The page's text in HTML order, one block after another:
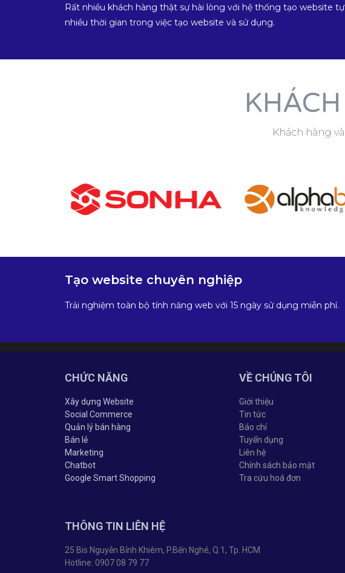
Rất nhiều khách hàng thật sự hài lòng với hệ thống tạo website
nhiều thời gian trong việc tạo website và sử dụng.
Khách hàng
Tạo website chuyên nghiệp
Trải nghiệm toàn bộ tính năng web với 15 ngày sử dụng miễn phí.
CHỨC NĂNG
Xây dựng Website
Social Commerce
Quản lý bán hàng
Bán lẻ
Marketing
Chatbot
Google Smart Shopping
VỀ CHÚNG TÔI
Giới thiệu
Tin tức
Báo chí
Tuyển dụng
Liên hệ
Chính sách bảo mật
Tra cứu hoá đơn
THÔNG TIN LIÊN HỆ
25 Bis Nguyễn Bỉnh Khiêm, P.Bến Nghé, Q.1, Tp. HCM
Hotline: 0907 08 79 77